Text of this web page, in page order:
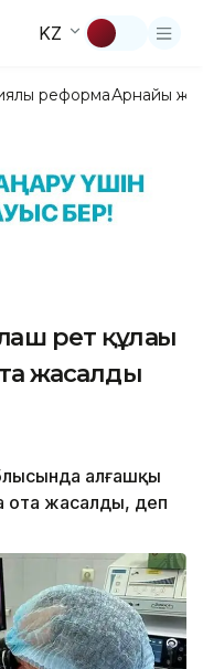
KZ
реформаАрнайы
рет құлағы
жасалды
алғашқы
ота жасалды, деп